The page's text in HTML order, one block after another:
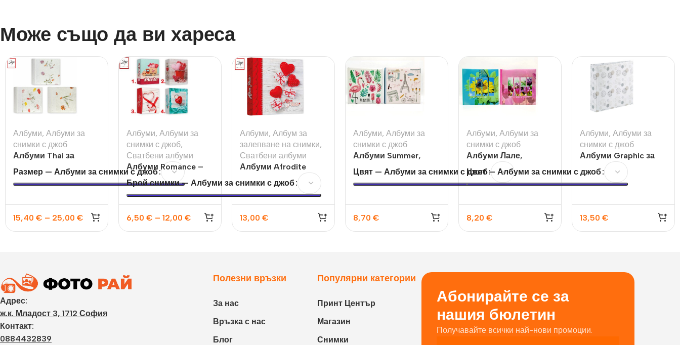
Може също да ви хареса
Албуми, Албуми за
снимки с джоб
Албуми Thai за
200бр 10×15 или 13х18
Размер — Албуми за снимки с джоб
15,40 € – 25,00 €
Албуми, Албуми за
снимки с джоб,
Сватбени албуми
Албуми Romance –
10х15 100бр и 200бр
Брой снимки — Албуми за снимки с джоб
6,50 € – 12,00 €
Албуми, Албум за
залепване на снимки,
Сватбени албуми
Албуми Afrodite
13,00 €
Албуми, Албуми за
снимки с джоб
Албуми Summer,
Paris
Цвят — Албуми за снимки с джоб
8,70 €
Албуми, Албуми за
снимки с джоб
Албуми Лале,
Слънчоглед за 120бр
Цвят — Албуми за снимки с джоб
8,20 €
Албуми, Албуми за
снимки с джоб
Албуми Graphic за
10х15 см., 200 бр
13,50 €
Адрес:
ж.к. Младост 3, 1712 София
Контакт:
0884432839
Полезни връзки
За нас
Връзка с нас
Блог
Популярни категории
Принт Център
Магазин
Снимки
Абонирайте се за
нашия бюлетин
Получавайте всички най-нови промоции.